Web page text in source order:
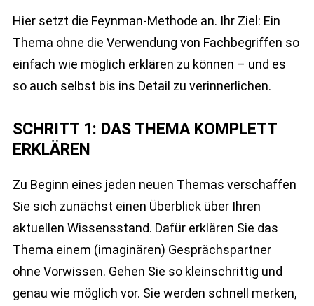
Hier setzt die Feynman-Methode an. Ihr Ziel: Ein
Thema ohne die Verwendung von Fachbegriffen so
einfach wie möglich erklären zu können – und es
so auch selbst bis ins Detail zu verinnerlichen.
SCHRITT 1: DAS THEMA KOMPLETT
ERKLÄREN
Zu Beginn eines jeden neuen Themas verschaffen
Sie sich zunächst einen Überblick über Ihren
aktuellen Wissensstand. Dafür erklären Sie das
Thema einem (imaginären) Gesprächspartner
ohne Vorwissen. Gehen Sie so kleinschrittig und
genau wie möglich vor. Sie werden schnell merken,